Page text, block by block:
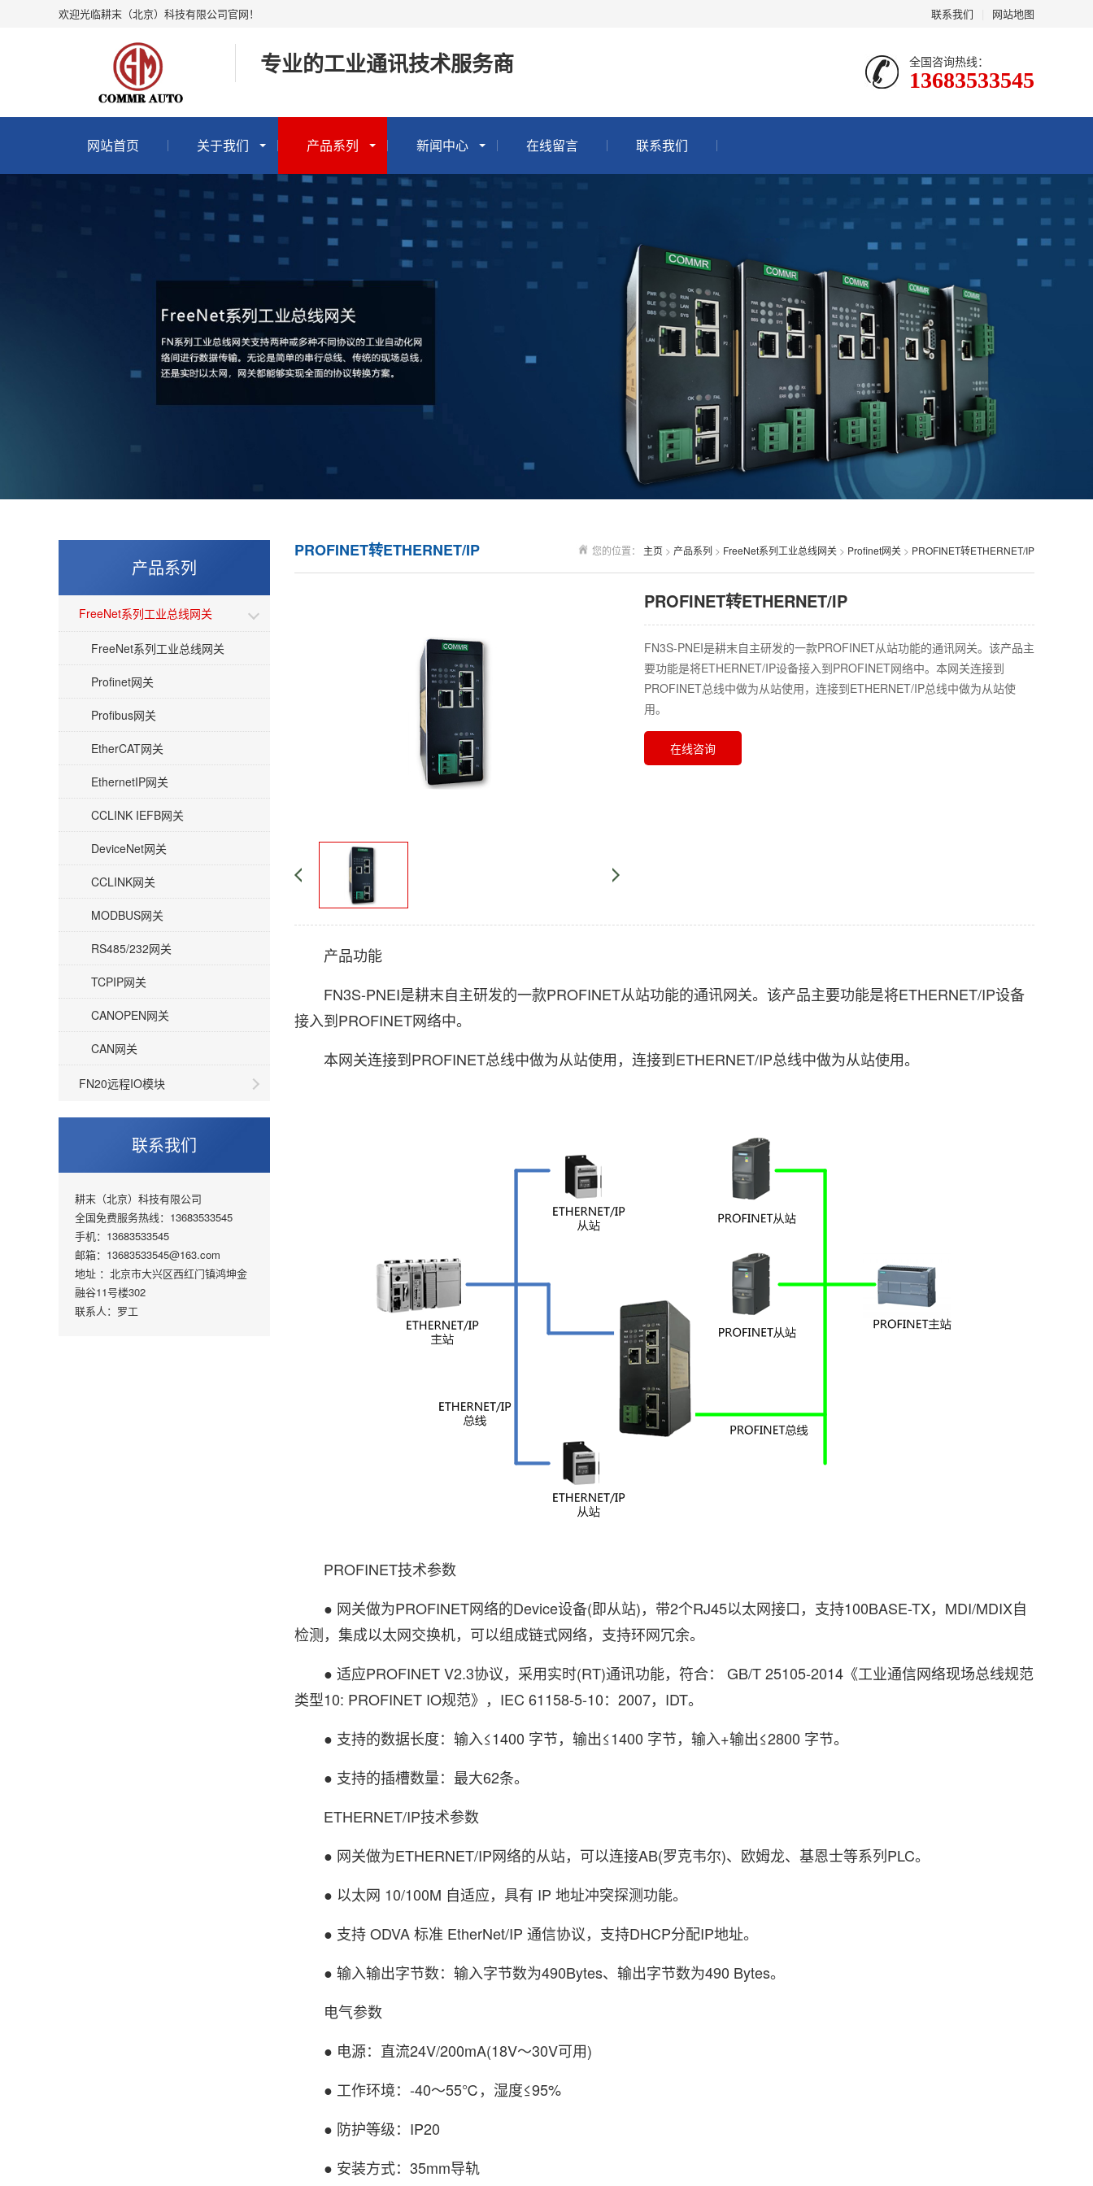
联系我们 网站地图
欢迎光临耕末（北京）科技有限公司官网！
专业的工业通讯技术服务商 全国咨询热线：
13683533545
网站首页 关于我们 产品系列 新闻中心 在线留言 联系我们
产品系列
FreeNet系列工业总线网关
FreeNet系列工业总线网关
Profinet网关
Profibus网关
EtherCAT网关
EthernetIP网关
CCLINK IEFB网关
DeviceNet网关
CCLINK网关
MODBUS网关
RS485/232网关
TCPIP网关
CANOPEN网关
CAN网关
FN20远程IO模块
联系我们
耕末（北京）科技有限公司
全国免费服务热线：13683533545
手机：13683533545
邮箱：13683533545@163.com
地址 ：北京市大兴区西红门镇鸿坤金
融谷11号楼302
联系人：罗工
您的位置： 主页 > 产品系列 > FreeNet系列工业总线网关 > Profinet网关 > PROFINET转ETHERNET/IP
PROFINET转ETHERNET/IP
PROFINET转ETHERNET/IP
FN3S-PNEI是耕末自主研发的一款PROFINET从站功能的通讯网关。该产品主
要功能是将ETHERNET/IP设备接入到PROFINET网络中。本网关连接到
PROFINET总线中做为从站使用，连接到ETHERNET/IP总线中做为从站使
用。
在线咨询
产品功能
FN3S-PNEI是耕末自主研发的一款PROFINET从站功能的通讯网关。该产品主要功能是将ETHERNET/IP设备
接入到PROFINET网络中。
本网关连接到PROFINET总线中做为从站使用，连接到ETHERNET/IP总线中做为从站使用。
PROFINET技术参数
● 网关做为PROFINET网络的Device设备(即从站)，带2个RJ45以太网接口，支持100BASE-TX，MDI/MDIX自
检测，集成以太网交换机，可以组成链式网络，支持环网冗余。
● 适应PROFINET V2.3协议，采用实时(RT)通讯功能，符合： GB/T 25105-2014《工业通信网络现场总线规范
类型10: PROFINET IO规范》，IEC 61158-5-10：2007，IDT。
● 支持的数据长度：输入≤1400 字节，输出≤1400 字节，输入+输出≤2800 字节。
● 支持的插槽数量：最大62条。
ETHERNET/IP技术参数
● 网关做为ETHERNET/IP网络的从站，可以连接AB(罗克韦尔)、欧姆龙、基恩士等系列PLC。
● 以太网 10/100M 自适应，具有 IP 地址冲突探测功能。
● 支持 ODVA 标准 EtherNet/IP 通信协议，支持DHCP分配IP地址。
● 输入输出字节数：输入字节数为490Bytes、输出字节数为490 Bytes。
电气参数
● 电源：直流24V/200mA(18V～30V可用)
● 工作环境：-40～55℃，湿度≤95%
● 防护等级：IP20
● 安装方式：35mm导轨